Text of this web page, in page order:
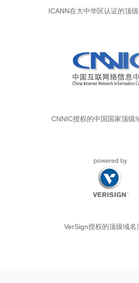
ICANN在大中华区认证的顶
CNNIC授权的中国国家顶级
VerSign授权的顶级域名